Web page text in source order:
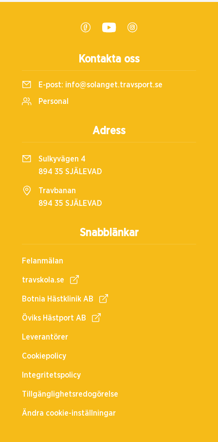
Snabblänkar
Felanmälan
travskola.se
Botnia Hästklinik AB
Öviks Hästport AB
Leverantörer
Cookiepolicy
Integritetspolicy
Tillgänglighetsredogörelse
Ändra cookie-inställningar
Kontakta oss
E-post: info@solanget.travsport.se
Personal
Adress
Sulkyvägen 4
894 35 SJÄLEVAD
Travbanan
894 35 SJÄLEVAD